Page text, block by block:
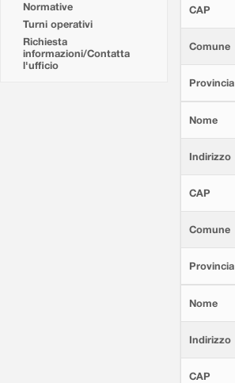
Normative
Turni operativi
Richiesta
informazioni/Contatta
l'ufficio
CAP
Comune
Provincia
Nome
Indirizzo
CAP
Comune
Provincia
Nome
Indirizzo
CAP